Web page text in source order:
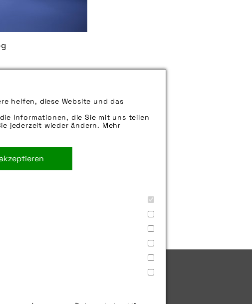
helfen, diese Website und das
Informationen, die Sie mit uns teilen
jederzeit wieder ändern. Mehr
können uns aber gern auch per E-
weiter.
gerne weiter.
,spritzschutz,winterfest